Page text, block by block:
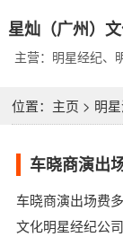
星灿（广州）
主营：明星经纪、
位置： 主页 > 明
车晓商演出
车晓商演出场费
文化明星经纪公